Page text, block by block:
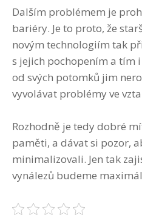
Dalším problémem je
bariéry. Je to proto, že
novým technologiím tak
s jejich pochopením a tím
od svých potomků jim
vyvolávat problémy ve
Rozhodně je tedy dobré
paměti, a dávat si pozor,
minimalizovali. Jen tak
vynálezů budeme